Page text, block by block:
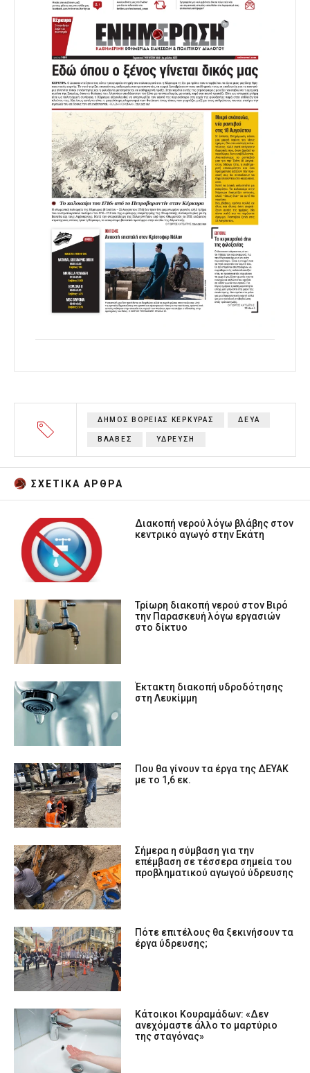
ΔΗΜΟΣ ΒΟΡΕΙΑΣ ΚΕΡΚΥΡΑΣ ΔΕΥΑ
ΒΛΑΒΕΣ ΥΔΡΕΥΣΗ
ΣΧΕΤΙΚA AΡΘΡΑ
Διακοπή νερού λόγω βλάβης στον
κεντρικό αγωγό στην Εκάτη
Τρίωρη διακοπή νερού στον Βιρό
την Παρασκευή λόγω εργασιών
στο δίκτυο
Έκτακτη διακοπή υδροδότησης
στη Λευκίμμη
Που θα γίνουν τα έργα της ΔΕΥΑΚ
με το 1,6 εκ.
Σήμερα η σύμβαση για την
επέμβαση σε τέσσερα σημεία του
προβληματικού αγωγού ύδρευσης
Πότε επιτέλους θα ξεκινήσουν τα
έργα ύδρευσης;
Κάτοικοι Κουραμάδων: «Δεν
ανεχόμαστε άλλο το μαρτύριο
της σταγόνας»